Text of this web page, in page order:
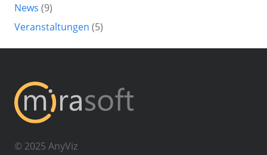
News (9)
Veranstaltungen (5)
© 2025 AnyViz